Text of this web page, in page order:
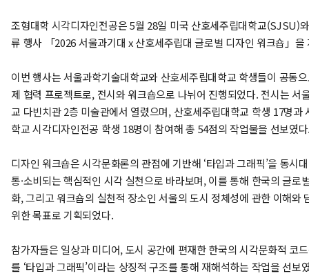
조형대학 시각디자인전공은 5월 28일 미국 산호세주립대학교(SJSU)
류 행사 「2026 서울과기대 x 산호세주립대 글로벌 디자인 워크숍」을
이번 행사는 서울과학기술대학교와 산호세주립대학교 학생들이 공동
제 협력 프로젝트로, 전시와 워크숍으로 나뉘어 진행되었다. 전시는 서
교 다빈치관 2층 미술관에서 열렸으며, 산호세주립대학교 학생 17명과
학교 시각디자인전공 학생 18명이 참여해 총 54점의 작업물을 선보였
디자인 워크숍은 시각문화론의 관점에 기반해 ‘타입과 그래픽’을 동시
통·소비되는 핵심적인 시각 실천으로 바라보며, 이를 통해 한국의 글로
화, 그리고 워크숍의 실천적 장소인 서울의 도시 정체성에 관한 이해와
위한 목표로 기획되었다.
참가자들은 일상과 미디어, 도시 공간에 편재한 한국의 시각문화적 코
를 ‘타입과 그래픽’이라는 상징적 구조를 통해 재해석하는 작업을 선보